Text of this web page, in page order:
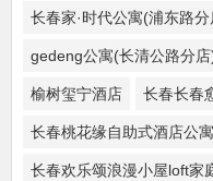
长春家·时代公寓(浦东路分
gedeng公寓(长清公路分店
榆树玺宁酒店 长春长春
长春桃花缘自助式酒店公寓
长春欢乐颂浪漫小屋loft家